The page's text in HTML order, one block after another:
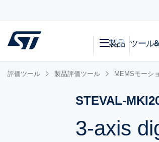
製品 ツール
評価ツール 製品評価ツール MEMSモーシ
STEVAL-
3-axis